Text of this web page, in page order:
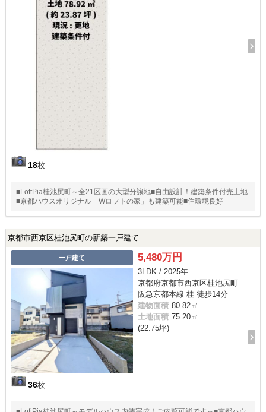
18枚
■LoftPia桂池尻町～全21区画の大型分譲地■自由設計！建築条件付売土地
■京都ハウスオリジナル「Wロフトの家」も建築可能■住環境良好
京都市西京区桂池尻町の新築一戸建て
一戸建て
36枚
5,480万円
3LDK / 2025年
京都府京都市西京区桂池尻町
阪急京都本線 桂 徒歩14分
建物面積 80.82㎡
土地面積 75.20㎡
(22.75坪)